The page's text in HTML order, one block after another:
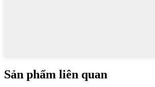
Sản phẩm liên quan